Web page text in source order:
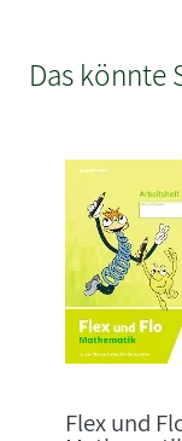
Das könnte
Flex und